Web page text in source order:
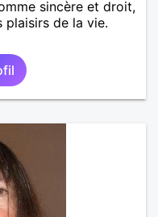
sincère et droit,
de la vie.